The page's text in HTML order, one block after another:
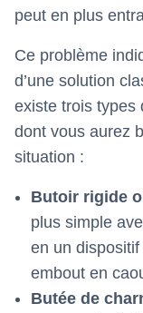
peut en plus
Ce problème
d’une solution
existe trois types
dont vous aurez
situation :
Butoir rigide
plus simple
en un dispositif
embout en
Butée de